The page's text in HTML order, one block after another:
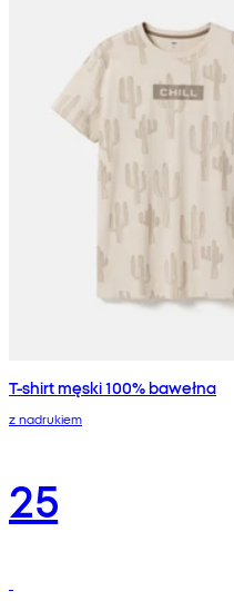
T-shirt męski 100% bawełna
z nadrukiem
25